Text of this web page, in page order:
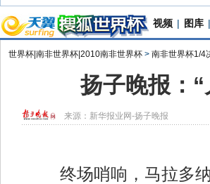
视频 | 图库 |
世界杯|南非世界杯|2010南非世界杯 > 南非世界杯1/4
扬子晚报：
来源： 新华报业网-扬子晚报
终场哨响，马拉多